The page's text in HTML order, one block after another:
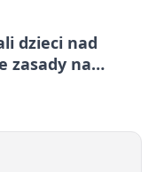
dzieci nad
zasady na